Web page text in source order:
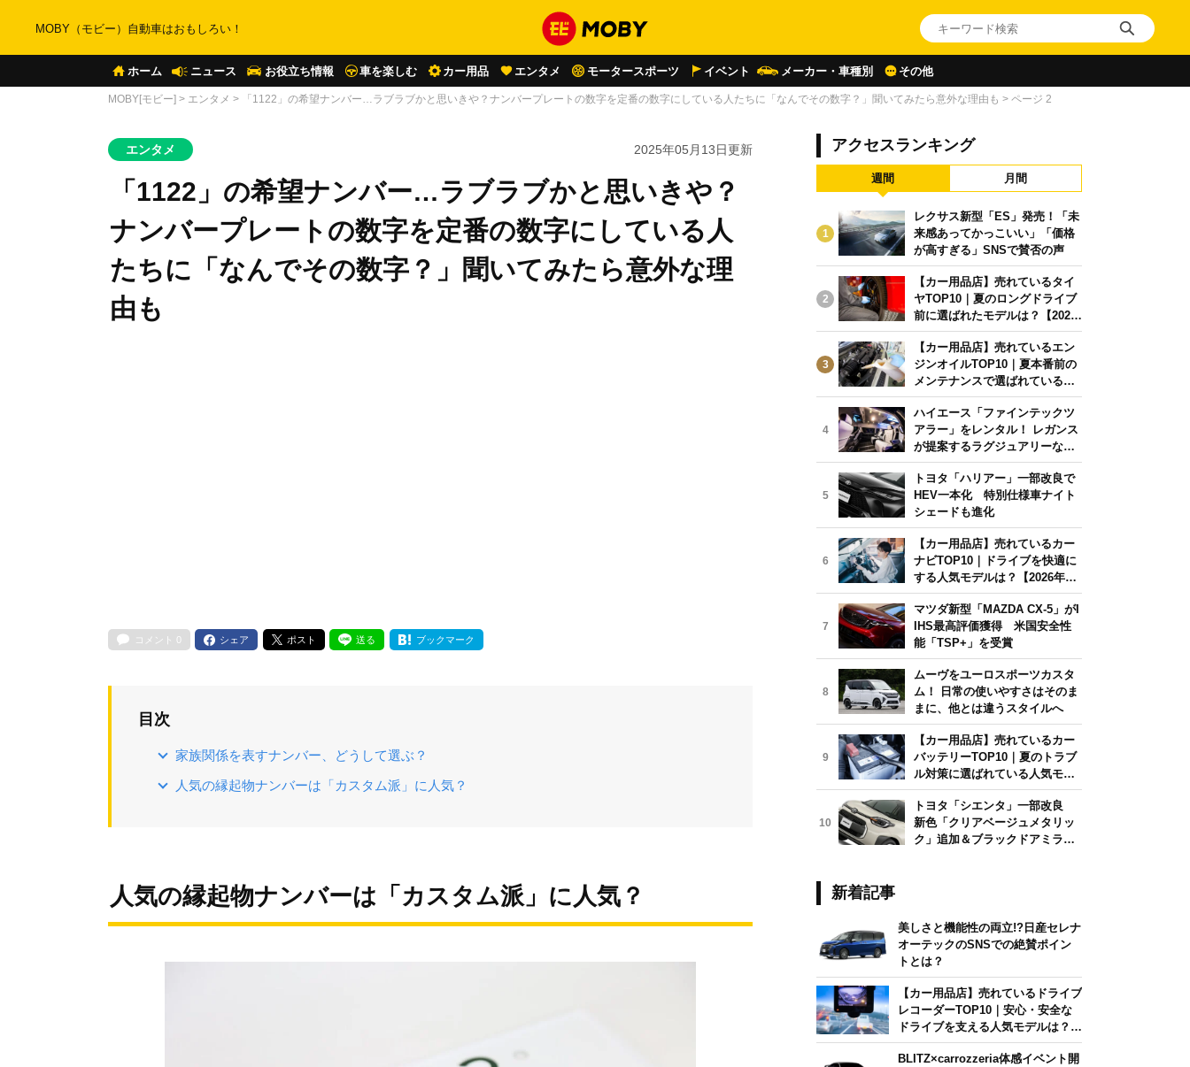
MOBY（モビー）自動車はおもしろい！
ホーム ニュース お役立ち情報 車を楽しむ カー用品 エンタメ モータースポーツ イベント メーカー・車種別 その他
MOBY[モビー] > エンタメ > 「1122」の希望ナンバー…ラブラブかと思いきや？ナンバープレートの数字を定番の数字にしている人たちに「なんでその数字？」聞いてみたら意外な理由も > ページ 2
エンタメ 2025年05月13日更新
「1122」の希望ナンバー…ラブラブかと思いきや？
ナンバープレートの数字を定番の数字にしている人
たちに「なんでその数字？」聞いてみたら意外な理
由も
コメント 0 シェア ポスト 送る ブックマーク
目次
家族関係を表すナンバー、どうして選ぶ？
人気の縁起物ナンバーは「カスタム派」に人気？
人気の縁起物ナンバーは「カスタム派」に人気？
アクセスランキング
週間 月間
1
レクサス新型「ES」発売！「未
来感あってかっこいい」「価格
が高すぎる」SNSで賛否の声
2
【カー用品店】売れているタイ
ヤTOP10｜夏のロングドライブ
前に選ばれたモデルは？【2026
年6月版】
3
【カー用品店】売れているエン
ジンオイルTOP10｜夏本番前の
メンテナンスで選ばれている人
気モデルは？【2026年6月版】
4
ハイエース「ファインテックツ
アラー」をレンタル！ レガンス
が提案するラグジュアリーな移
動体験
5
トヨタ「ハリアー」一部改良で
HEV一本化 特別仕様車ナイト
シェードも進化
6
【カー用品店】売れているカー
ナビTOP10｜ドライブを快適に
する人気モデルは？【2026年6
月版】
7
マツダ新型「MAZDA CX-5」がI
IHS最高評価獲得 米国安全性
能「TSP+」を受賞
8
ムーヴをユーロスポーツカスタ
ム！ 日常の使いやすさはそのま
まに、他とは違うスタイルへ
9
【カー用品店】売れているカー
バッテリーTOP10｜夏のトラブ
ル対策に選ばれている人気モデ
ルは？【2026年6月版】
10
トヨタ「シエンタ」一部改良
新色「クリアベージュメタリッ
ク」追加＆ブラックドアミラー
新着記事
美しさと機能性の両立!?日産セレナ
オーテックのSNSでの絶賛ポイン
トとは？
【カー用品店】売れているドライブ
レコーダーTOP10｜安心・安全な
ドライブを支える人気モデルは？
【2026年6月版】
BLITZ×carrozzeria体感イベント開